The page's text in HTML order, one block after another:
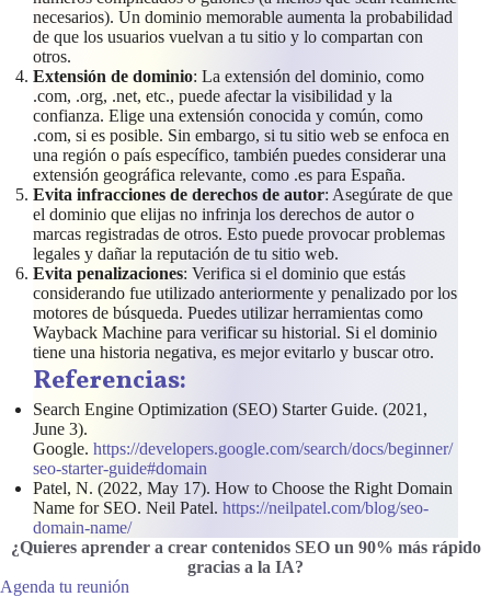
necesarios). Un dominio memorable aumenta la probabilidad
de que los usuarios vuelvan a tu sitio y lo compartan con
otros.
Extensión de dominio: La extensión del dominio, como
.com, .org, .net, etc., puede afectar la visibilidad y la
confianza. Elige una extensión conocida y común, como
.com, si es posible. Sin embargo, si tu sitio web se enfoca en
una región o país específico, también puedes considerar una
extensión geográfica relevante, como .es para España.
Evita infracciones de derechos de autor: Asegúrate de que
el dominio que elijas no infrinja los derechos de autor o
marcas registradas de otros. Esto puede provocar problemas
legales y dañar la reputación de tu sitio web.
Evita penalizaciones: Verifica si el dominio que estás
considerando fue utilizado anteriormente y penalizado por los
motores de búsqueda. Puedes utilizar herramientas como
Wayback Machine para verificar su historial. Si el dominio
tiene una historia negativa, es mejor evitarlo y buscar otro.
Referencias:
Search Engine Optimization (SEO) Starter Guide. (2021,
June 3).
Google. https://developers.google.com/search/docs/beginner/
seo-starter-guide#domain
Patel, N. (2022, May 17). How to Choose the Right Domain
Name for SEO. Neil Patel. https://neilpatel.com/blog/seo-
domain-name/
¿Quieres aprender a crear contenidos SEO un 90% más rápido
gracias a la IA?
Agenda tu reunión